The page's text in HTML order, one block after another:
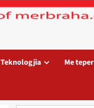
Teknologjia Me teper